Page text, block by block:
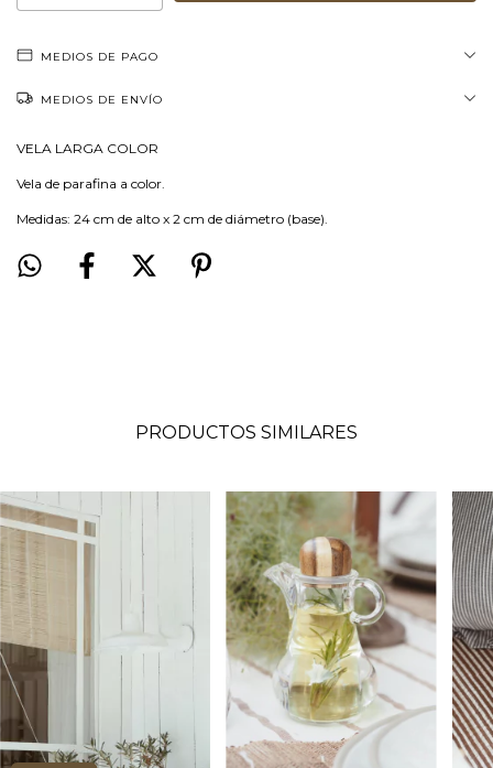
MEDIOS DE PAGO
MEDIOS DE ENVÍO
VELA LARGA COLOR
Vela de parafina a color.
Medidas: 24 cm de alto x 2 cm de diámetro (base).
PRODUCTOS SIMILARES